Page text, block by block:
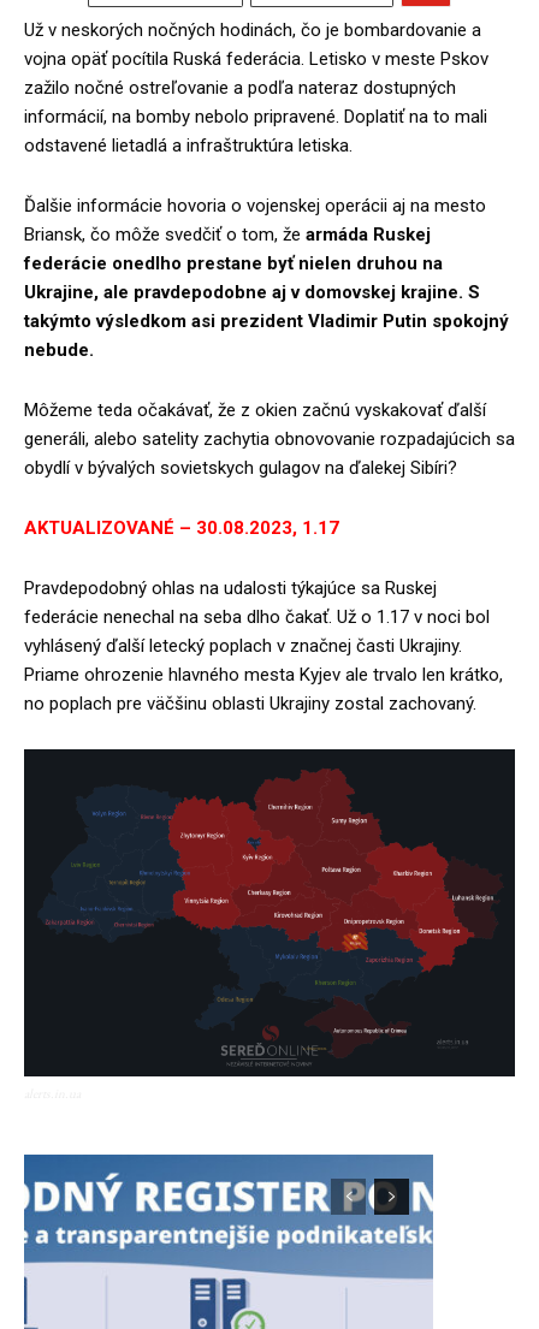
Už v neskorých nočných hodinách, čo je bombardovanie a
vojna opäť pocítila Ruská federácia. Letisko v meste Pskov
zažilo nočné ostreľovanie a podľa nateraz dostupných
informácií, na bomby nebolo pripravené. Doplatiť na to mali
odstavené lietadlá a infraštruktúra letiska.
Ďalšie informácie hovoria o vojenskej operácii aj na mesto
Briansk, čo môže svedčiť o tom, že armáda Ruskej
federácie onedlho prestane byť nielen druhou na
Ukrajine, ale pravdepodobne aj v domovskej krajine. S
takýmto výsledkom asi prezident Vladimir Putin spokojný
nebude.
Môžeme teda očakávať, že z okien začnú vyskakovať ďalší
generáli, alebo satelity zachytia obnovovanie rozpadajúcich sa
obydlí v bývalých sovietskych gulagov na ďalekej Sibíri?
AKTUALIZOVANÉ – 30.08.2023, 1.17
Pravdepodobný ohlas na udalosti týkajúce sa Ruskej
federácie nenechal na seba dlho čakať. Už o 1.17 v noci bol
vyhlásený ďalší letecký poplach v značnej časti Ukrajiny.
Priame ohrozenie hlavného mesta Kyjev ale trvalo len krátko,
no poplach pre väčšinu oblasti Ukrajiny zostal zachovaný.